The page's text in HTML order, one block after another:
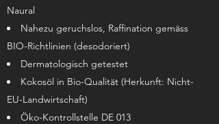
Naural
Nahezu geruchslos, Raffination gemäss
BIO-Richtlinien (desodoriert)
Dermatologisch getestet
Kokosöl in Bio-Qualität (Herkunft: Nicht-
EU-Landwirtschaft)
Öko-Kontrollstelle DE 013